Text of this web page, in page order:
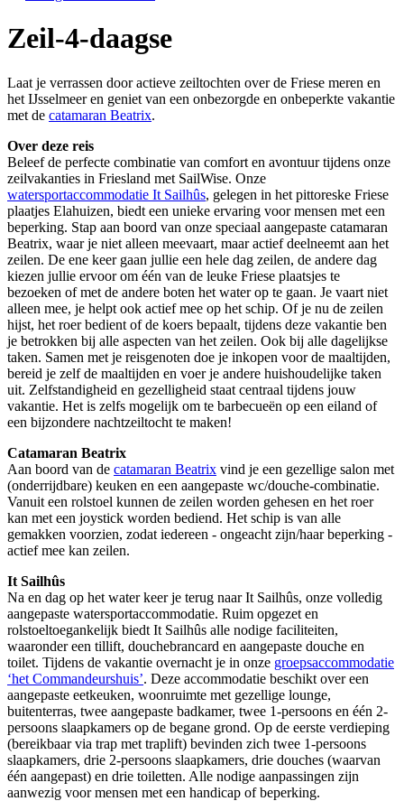
Zeil-4-daagse
Laat je verrassen door actieve zeiltochten over de Friese meren en
het IJsselmeer en geniet van een onbezorgde en onbeperkte vakantie
met de catamaran Beatrix.
Over deze reis
Beleef de perfecte combinatie van comfort en avontuur tijdens onze
zeilvakanties in Friesland met SailWise. Onze
watersportaccommodatie It Sailhûs, gelegen in het pittoreske Friese
plaatjes Elahuizen, biedt een unieke ervaring voor mensen met een
beperking. Stap aan boord van onze speciaal aangepaste catamaran
Beatrix, waar je niet alleen meevaart, maar actief deelneemt aan het
zeilen. De ene keer gaan jullie een hele dag zeilen, de andere dag
kiezen jullie ervoor om één van de leuke Friese plaatsjes te
bezoeken of met de andere boten het water op te gaan. Je vaart niet
alleen mee, je helpt ook actief mee op het schip. Of je nu de zeilen
hijst, het roer bedient of de koers bepaalt, tijdens deze vakantie ben
je betrokken bij alle aspecten van het zeilen. Ook bij alle dagelijkse
taken. Samen met je reisgenoten doe je inkopen voor de maaltijden,
bereid je zelf de maaltijden en voer je andere huishoudelijke taken
uit. Zelfstandigheid en gezelligheid staat centraal tijdens jouw
vakantie. Het is zelfs mogelijk om te barbecueën op een eiland of
een bijzondere nachtzeiltocht te maken!
Catamaran Beatrix
Aan boord van de catamaran Beatrix vind je een gezellige salon met
(onderrijdbare) keuken en een aangepaste wc/douche-combinatie.
Vanuit een rolstoel kunnen de zeilen worden gehesen en het roer
kan met een joystick worden bediend. Het schip is van alle
gemakken voorzien, zodat iedereen - ongeacht zijn/haar beperking -
actief mee kan zeilen.
It Sailhûs
Na en dag op het water keer je terug naar It Sailhûs, onze volledig
aangepaste watersportaccommodatie. Ruim opgezet en
rolstoeltoegankelijk biedt It Sailhûs alle nodige faciliteiten,
waaronder een tillift, douchebrancard en aangepaste douche en
toilet. Tijdens de vakantie overnacht je in onze groepsaccommodatie
‘het Commandeurshuis’. Deze accommodatie beschikt over een
aangepaste eetkeuken, woonruimte met gezellige lounge,
buitenterras, twee aangepaste badkamer, twee 1-persoons en één 2-
persoons slaapkamers op de begane grond. Op de eerste verdieping
(bereikbaar via trap met traplift) bevinden zich twee 1-persoons
slaapkamers, drie 2-persoons slaapkamers, drie douches (waarvan
één aangepast) en drie toiletten. Alle nodige aanpassingen zijn
aanwezig voor mensen met een handicap of beperking.